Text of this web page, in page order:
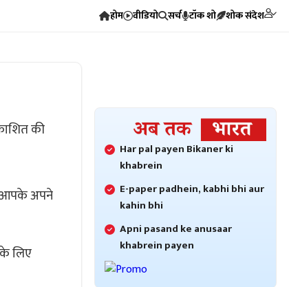
होम वीडियो सर्च टॉक शो शोक संदेश
की
आपके अपने
लिए
Har pal payen Bikaner ki
khabrein
E-paper padhein, kabhi bhi aur
kahin bhi
Apni pasand ke anusaar
khabrein payen